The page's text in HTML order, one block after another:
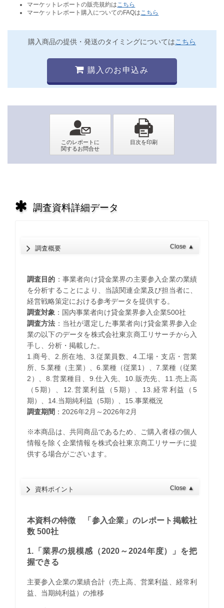
マーケットレポートの販売規約は こちら
マーケットレポート購入についてのFAQは こちら
購入商品の提供・発送のタイミングについてはこちら
購入のお申込み
調査資料詳細データ
調査概要 Close ▲
調査目的 ：事業者向け貸金業界の主要参入企業の業績
を分析することにより、当該関連企業及び担当者に、
経営戦略策定における参考データを提供する。
調査対象：国内事業者向け貸金業界参入企業500社
調査方法 ：当社が選定した事業者向け貸金業界参入企
業の以下のデータを株式会社東京商工リサーチから入
手し、分析・掲載した。
1.商号、2.所在地、3.従業員数、4.工場・支店・営業
所、5.業種（主業）、6.業種（従業1）、7.業種（従業
2）、8.営業種目、9.仕入先、10.販売先、11.売上高
（5期）、12.営業利益（5期）、13.経常利益（5
期）、14.当期純利益（5期）、15.事業概況
調査期間 ：2026年2月～2026年2月
※本商品は、共同商品であるため、ご購入者様の個人
情報を除く企業情報を株式会社東京商工リサーチに提
供する場合がございます。
資料ポイント Close ▲
本資料の特徴 「参入企業」のレポート掲載社
数 500社
1.「業界の規模感（2020～2024年度）」を把
握できる
主要参入企業の業績合計（売上高、営業利益、経常利
益、当期純利益）の推移